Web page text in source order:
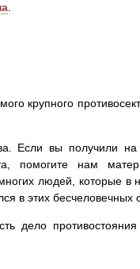
крупного
Если вы получили
помогите нам
людей, которые в
в этих бесчеловечных
дело противостояния